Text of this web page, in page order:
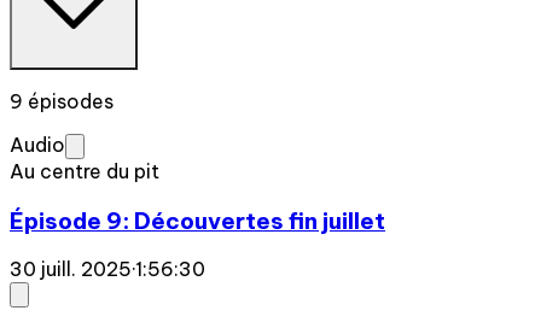
9 épisodes
Audio
Au centre du pit
Épisode 9: Découvertes fin juillet
30 juill. 2025·1:56:30